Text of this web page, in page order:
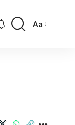
Font
Aa